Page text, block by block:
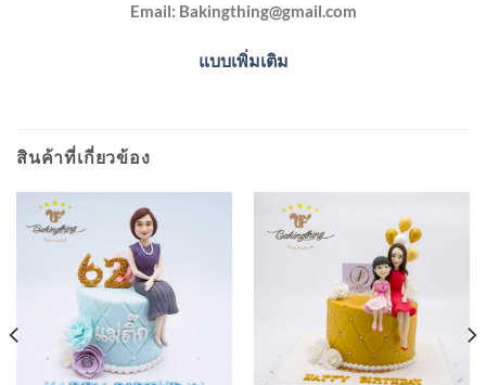
Email: Bakingthing@gmail.com
แบบเพิ่มเติม
สินค้าที่เกี่ยวข้อง